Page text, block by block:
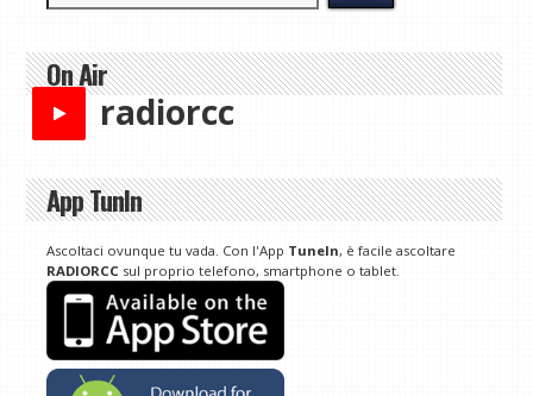
On Air
radiorcc
App TunIn
Ascoltaci ovunque tu vada. Con l'App TuneIn, è facile ascoltare
RADIORCCsul proprio telefono, smartphone o tablet.